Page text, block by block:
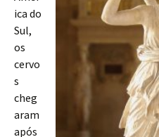
ica do
Sul,
os
cervo
s
cheg
aram
após